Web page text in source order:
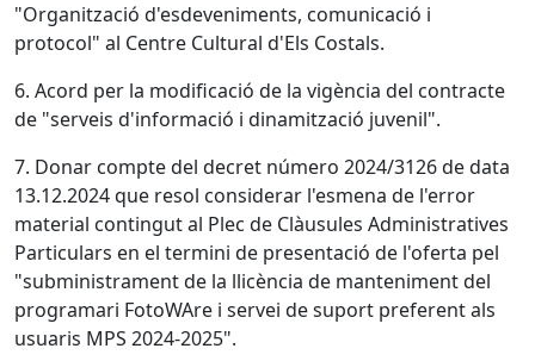
"Organització d'esdeveniments, comunicació i
protocol" al Centre Cultural d'Els Costals.
6. Acord per la modificació de la vigència del contracte
de "serveis d'informació i dinamització juvenil".
7. Donar compte del decret número 2024/3126 de data
13.12.2024 que resol considerar l'esmena de l'error
material contingut al Plec de Clàusules Administratives
Particulars en el termini de presentació de l'oferta pel
"subministrament de la llicència de manteniment del
programari FotoWAre i servei de suport preferent als
usuaris MPS 2024-2025".